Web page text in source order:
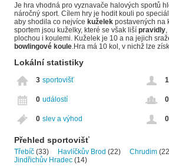
Je hra vhodná pro vyznavače halových sportů
náročný sport. Cílem hry je hodit kouli po
aby shodila co nejvíce kuželek postavených na
sportem jsou kuželky, které se však liší pravidly
plochou i koulemi. Kuželek je 10 a na jejich
bowlingové koule .Hra má 10 kol, v nichž lze
Lokální statistiky
3 sportovišť 1
0 událostí 0
0 slev a výhod 0
Přehled sportovišť
Třebíč (33) Havlíčkův Brod (22) Chrudim
Jindřichův Hradec (14)